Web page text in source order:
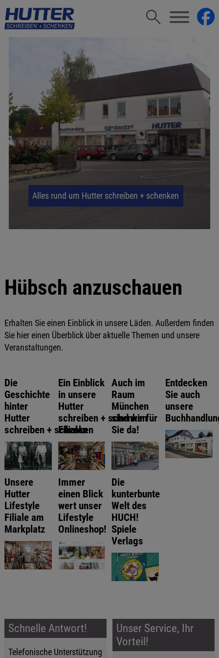
Alles rund um Hutter schreiben + schenken
Hübsch anzuschauen
Erhalten Sie einen Einblick in unsere Läden. Außerdem finden
Sie hier einen Überblick über aktuelle Themen und unsere
Veranstaltungen.
Die
Geschichte
hinter
Hutter
schreiben + schenken
Ein Einblick
in unsere
Hutter
schreiben + schenken
Filialen
Auch im
Raum
München
sind wir für
Sie da!
Entdecken
Sie auch
unsere
Unsere
Hutter
Lifestyle
Filiale am
Markplatz
Immer
einen Blick
wert unser
Lifestyle
Onlineshop!
Die
kunterbunte
Welt des
HUCH!
Spiele
Verlags
Schnelle Antwort!
Telefonische Unterstützung
Unser Service, Ihr
Vorteil!